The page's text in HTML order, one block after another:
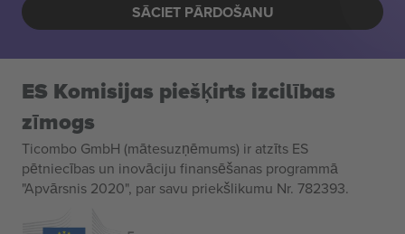
SĀCIET PĀRDOŠANU
ES Komisijas piešķirts izcilības
zīmogs
Ticombo GmbH (mātesuzņēmums) ir atzīts ES
pētniecības un inovāciju finansēšanas programmā
"Apvārsnis 2020", par savu priekšlikumu Nr. 782393.